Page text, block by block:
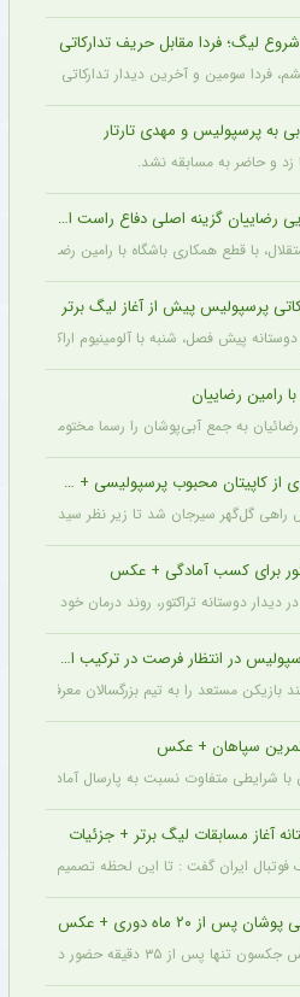
لیگ؛ فردا مقابل حریف تدارکاتی
فردا سومین و آخرین دیدار تدارکاتی خود را
به پرسپولیس و مهدی تارتار
زد و حاضر به مسابقه نشد.
گزینه اصلی دفاع راست این تیم
با قطع همکاری باشگاه با رامین رضاییان،
پرسپولیس پیش از آغاز لیگ برتر
پیش فصل، شنبه با آلومینیوم اراک دیدار
رامین رضاییان
به جمع آبی‌پوشان را رسما مختومه اعلام
کاپیتان محبوب پرسپولیسی + سند
راهی گل‌گهر سیرجان شد تا زیر نظر سیدمهدی
برای کسب آمادگی + عکس
دیدار دوستانه تراکتور، روند درمان خود را
در انتظار فرصت در ترکیب اصلی
بازیکن مستعد را به تیم بزرگسالان معرفی
تمرین سپاهان + عکس
با شرایطی متفاوت نسبت به پارسال آماده شروع
آغاز مسابقات لیگ برتر + جزئیات
ایران گفت : تا این لحظه تصمیم بر این
از ۲۰ ماه دوری + عکس
مودریک نخستین بازی خود را پس از ۲۰ ماه برای چلسی انجام داد.